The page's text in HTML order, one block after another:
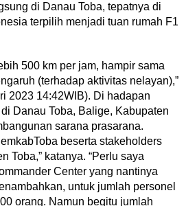
di Danau Toba, tepatnya di
terpilih menjadi tuan rumah F1
500 km per jam, hampir sama
(terhadap aktivitas nelayan),”
2023 14:42WIB). Di hadapan
Danau Toba, Balige, Kabupaten
sarana prasarana.
beserta stakeholders
Toba,” katanya. “Perlu saya
Center yang nantinya
untuk jumlah personel
orang. Namun begitu jumlah